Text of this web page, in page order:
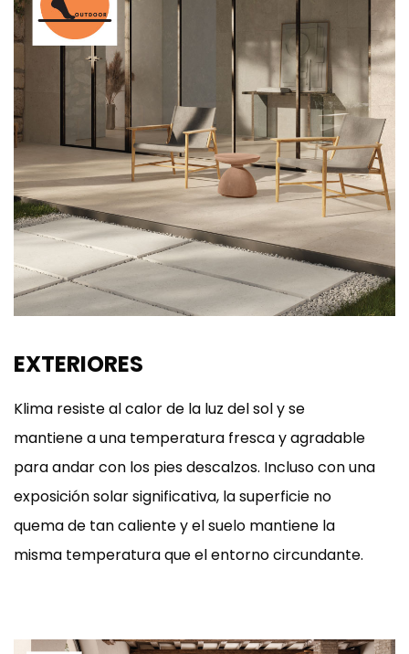
EXTERIORES
Klima resiste al calor de la luz del sol y se
mantiene a una temperatura fresca y agradable
para andar con los pies descalzos. Incluso con una
exposición solar significativa, la superficie no
quema de tan caliente y el suelo mantiene la
misma temperatura que el entorno circundante.